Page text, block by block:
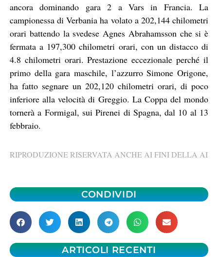
ancora dominando gara 2 a Vars in Francia. La
campionessa di Verbania ha volato a 202,144 chilometri
orari battendo la svedese Agnes Abrahamsson che si è
fermata a 197,300 chilometri orari, con un distacco di
4.8 chilometri orari. Prestazione eccezionale perché il
primo della gara maschile, l’azzurro Simone Origone,
ha fatto segnare un 202,120 chilometri orari, di poco
inferiore alla velocità di Greggio. La Coppa del mondo
tornerà a Formigal, sui Pirenei di Spagna, dal 10 al 13
febbraio.
RIPRODUZIONE RISERVATA ANCHE AI FINI DELLA AI
CONDIVIDI
ARTICOLI RECENTI